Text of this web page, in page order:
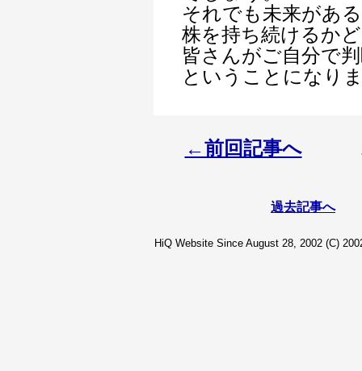
それでも未来があ
株を持ち続けるか
皆さんがご自分で
ということになり
←前回記事へ
過去記事へ
HiQ Website Since August 28, 2002 (C)